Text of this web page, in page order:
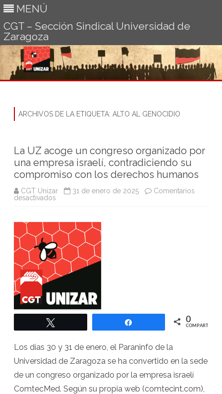
MENÚ
CGT – Sección Sindical Universidad de
Zaragoza
ARCHIVOS DE LA ETIQUETA: ALTO AL GENOCIDIO
La UZ acoge un congreso organizado por
una empresa israelí, contradiciendo su
compromiso con los derechos humanos
CGT Unizar 31 de enero de 2025
Comentarios
desactivados
un
congreso
organizado
por
una
empresa
israelí,
contradiciendo
su
con
los
derechos
humanos
0
COMPARTIR
Los días 30 y 31 de enero, el Paraninfo de la
Universidad de Zaragoza se ha convertido en la sede
de un congreso organizado por la empresa israelí
ComtecMed. Según su propia web (comtecint.com),